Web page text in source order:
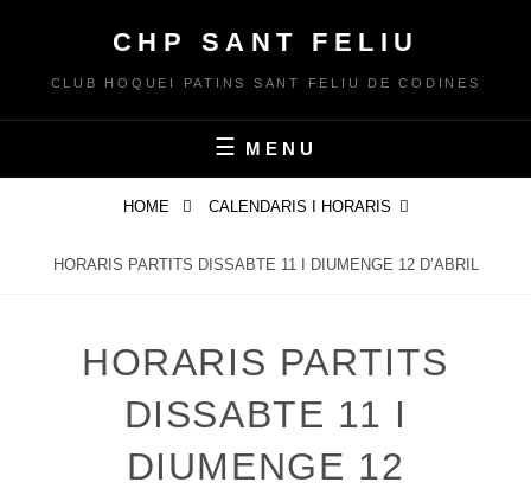
content
CHP SANT FELIU
CLUB HOQUEI PATINS SANT FELIU DE CODINES
MENU
HOME CALENDARIS I HORARIS
HORARIS PARTITS DISSABTE 11 I DIUMENGE 12 D’ABRIL
HORARIS PARTITS
DISSABTE 11 I
DIUMENGE 12